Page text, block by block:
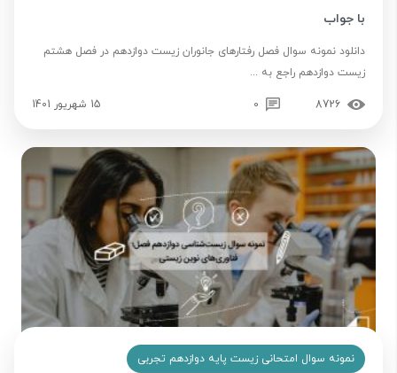
با جواب
دانلود نمونه سوال فصل رفتارهای جانوران زیست دوازدهم در فصل هشتم
زیست دوازدهم راجع به ...
8726
0 15 شهریور 1401
نمونه سوال امتحانی زیست پایه دوازدهم تجربی